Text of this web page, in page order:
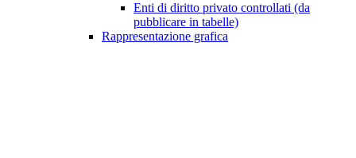
Enti di diritto privato controllati (da
pubblicare in tabelle)
Rappresentazione grafica